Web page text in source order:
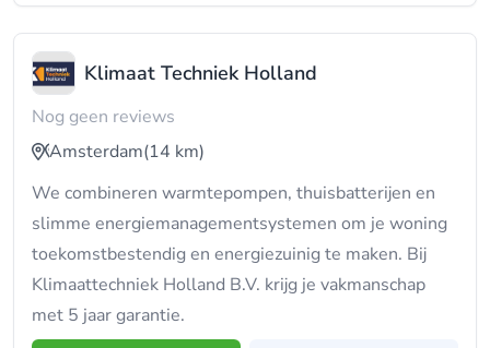
Klimaat Techniek Holland
Nog geen reviews
Amsterdam(14 km)
We combineren warmtepompen, thuisbatterijen en
slimme energiemanagementsystemen om je woning
toekomstbestendig en energiezuinig te maken. Bij
Klimaattechniek Holland B.V. krijg je vakmanschap
met 5 jaar garantie.